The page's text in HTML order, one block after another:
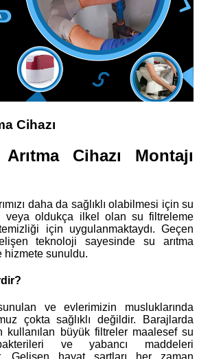
Cihazı
Cihazı Montajı
daha da sağlıklı olabilmesi için su
veya oldukça ilkel olan su filtreleme
için uygulanmaktaydı. Geçen
teknoloji sayesinde su arıtma
hizmete sunuldu.
ve evlerimizin musluklarında
çokta sağlıklı değildir. Barajlarda
kullanılan büyük filtreler maalesef su
ve yabancı maddeleri